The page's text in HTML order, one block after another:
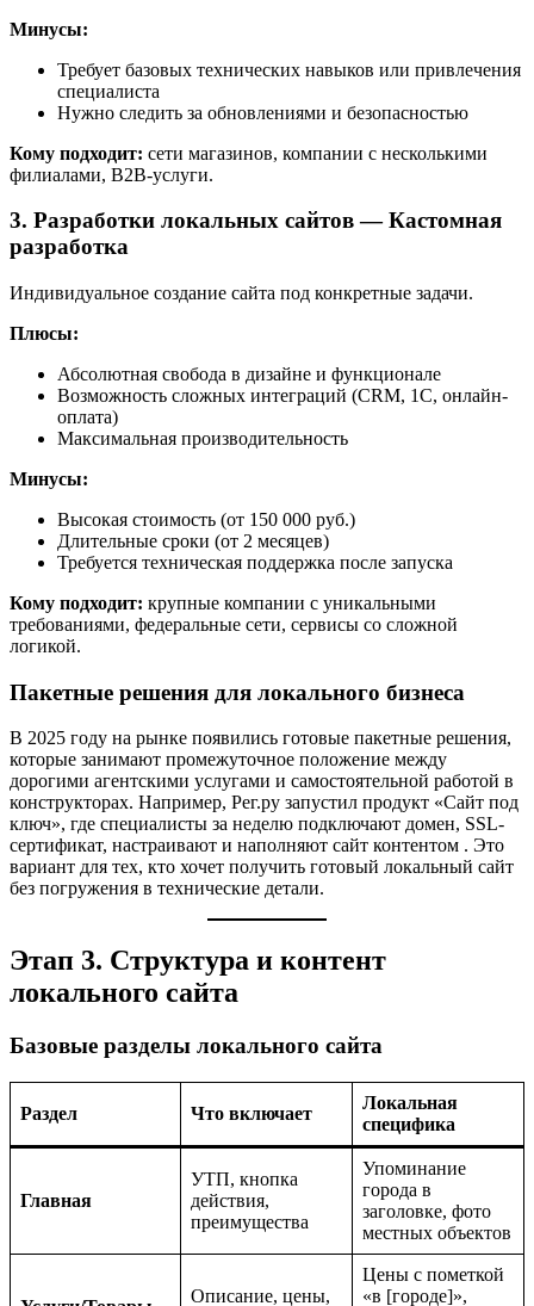
Минусы:
Требует базовых технических навыков или привлечения
специалиста
Нужно следить за обновлениями и безопасностью
Кому подходит: сети магазинов, компании с несколькими
филиалами, B2B-услуги.
3. Разработки локальных сайтов — Кастомная
разработка
Индивидуальное создание сайта под конкретные задачи.
Плюсы:
Абсолютная свобода в дизайне и функционале
Возможность сложных интеграций (CRM, 1С, онлайн-
оплата)
Максимальная производительность
Минусы:
Высокая стоимость (от 150 000 руб.)
Длительные сроки (от 2 месяцев)
Требуется техническая поддержка после запуска
Кому подходит: крупные компании с уникальными
требованиями, федеральные сети, сервисы со сложной
логикой.
Пакетные решения для локального бизнеса
В 2025 году на рынке появились готовые пакетные решения,
которые занимают промежуточное положение между
дорогими агентскими услугами и самостоятельной работой в
конструкторах. Например, Рег.ру запустил продукт «Сайт под
ключ», где специалисты за неделю подключают домен, SSL-
сертификат, настраивают и наполняют сайт контентом . Это
вариант для тех, кто хочет получить готовый локальный сайт
без погружения в технические детали.
Этап 3. Структура и контент
локального сайта
Базовые разделы локального сайта
Раздел Что включает
Локальная
специфика
Главная
УТП, кнопка
действия,
преимущества
Упоминание
города в
заголовке, фото
местных объектов
Описание, цены,
Цены с пометкой
«в [городе]»,